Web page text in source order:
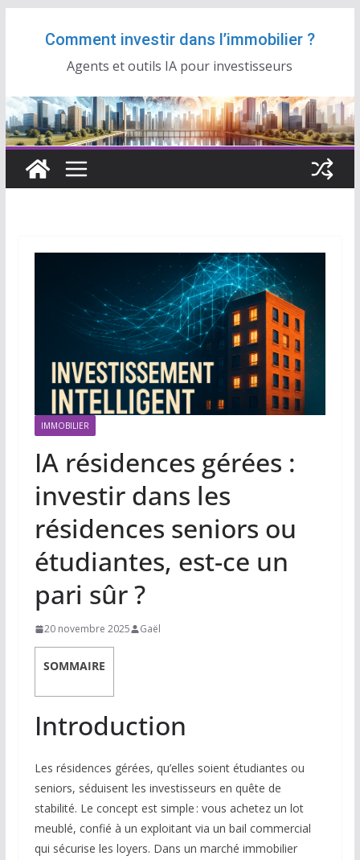
Comment investir dans l’immobilier ?
Agents et outils IA pour investisseurs
IMMOBILIER
IA résidences gérées :
investir dans les
résidences seniors ou
étudiantes, est-ce un
pari sûr ?
20 novembre 2025 Gaël
SOMMAIRE
Introduction
Les résidences gérées, qu’elles soient étudiantes ou
seniors, séduisent les investisseurs en quête de
stabilité. Le concept est simple : vous achetez un lot
meublé, confié à un exploitant via un bail commercial
qui sécurise les loyers. Dans un marché immobilier